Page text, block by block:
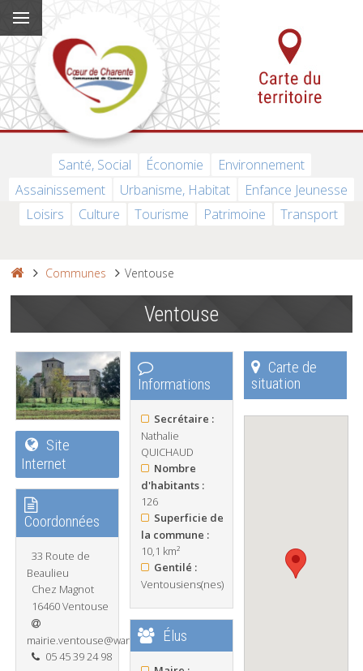
Santé, Social Économie
Environnement
Assainissement
Urbanisme, Habitat
Enfance Jeunesse
Loisirs
Culture Tourisme Patrimoine Transport
Communes Ventouse
Ventouse
Site
Internet
Coordonnées
33 Route de
Beaulieu
Chez Magnot
16460 Ventouse
mairie.ventouse@wanadoo.fr
05 45 39 24 98
Informations
Secrétaire :
Nathalie
QUICHAUD
Nombre
d'habitants :
126
Superficie de
la commune :
10,1 km²
Gentilé :
Ventousiens(nes)
Élus
Carte de
situation